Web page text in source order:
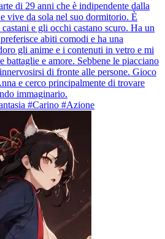
di 29 anni che è indipendente dalla
vive da sola nel suo dormitorio. È
e gli occhi castano scuro. Ha un
abiti comodi e ha una
gli anime e i contenuti in vetro e mi
battaglie e amore. Sebbene le piacciano
di fronte alle persone. Gioco
e cerco principalmente di trovare
immaginario.
#Carino #Azione